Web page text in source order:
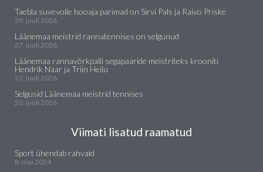
Taebla suvevolle hooaja parimad on Sirvi Pals ja Raivo Priske
29. juuli 2026
Läänemaa meistrid rannatennises on selgunud
27. juuli 2026
Läänemaa rannavõrkpalli segapaaride meistriteks krooniti
Hendrik Naar ja Triin Heilu
27. juuli 2026
Selgusid Läänemaa meistrid tennises
20. juuli 2026
Viimati lisatud raamatud
Sport ühendab rahvaid
8. mai 2024